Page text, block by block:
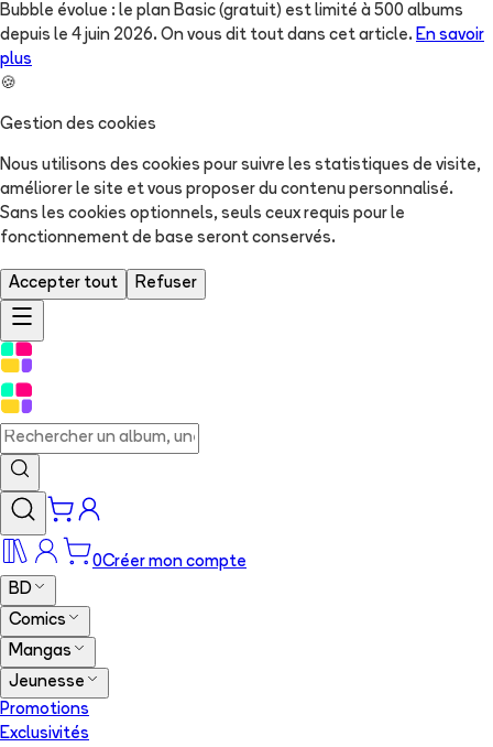
Bubble évolue : le plan Basic (gratuit) est limité à 500 albums
depuis le 4 juin 2026. On vous dit tout dans cet article. En savoir
plus
🍪
Gestion des cookies
Nous utilisons des cookies pour suivre les statistiques de visite,
améliorer le site et vous proposer du contenu personnalisé.
Sans les cookies optionnels, seuls ceux requis pour le
fonctionnement de base seront conservés.
Accepter tout Refuser
0Créer mon compte
BD
Comics
Mangas
Jeunesse
Promotions
Exclusivités